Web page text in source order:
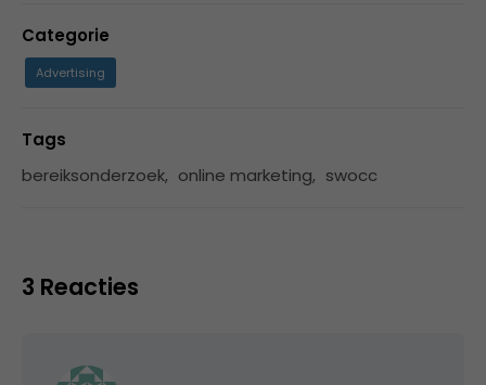
Categorie
Advertising
Tags
bereiksonderzoek, online marketing, swocc
3 Reacties